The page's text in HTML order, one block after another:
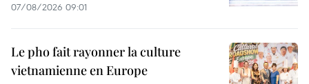
07/08/2026 09:01
Le pho fait rayonner la culture
vietnamienne en Europe